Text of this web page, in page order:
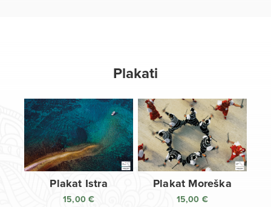
Plakati
Plakat Istra
15,00€
Plakat Moreška
15,00 €